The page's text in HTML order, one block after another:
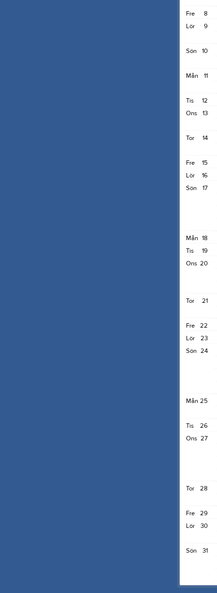
8
Fre
9
Lör
10
Sön
11
Mån
12
Tis
13
Ons
14
Tor
15
Fre
16
Lör
17
Sön
18
Mån
19
Tis
20
Ons
21
Tor
22
Fre
23
Lör
24
Sön
25
Mån
26
Tis
27
Ons
28
Tor
29
Fre
30
Lör
31
Sön